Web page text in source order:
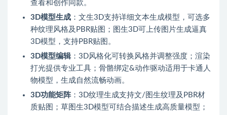
查看和创作同款。
3D模型生成 ：文生3D支持详细文本生成模型，可选多
种纹理风格及PBR贴图；图生3D可上传图片生成逼真
3D模型，支持PBR贴图。
3D模型编辑：3D风格化可转换风格并调整强度；渲染
打光提供专业工具；骨骼绑定&动作驱动适用于卡通人
物模型，生成自然流畅动画。
3D功能矩阵：3D纹理生成支持文/图生纹理及PBR材
质贴图；草图生3D模型可结合描述生成高质量模型；